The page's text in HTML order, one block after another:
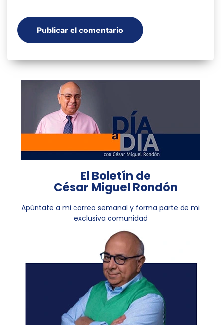
El Boletín de
César Miguel Rondón
Apúntate a mi correo semanal y forma parte de mi
exclusiva comunidad